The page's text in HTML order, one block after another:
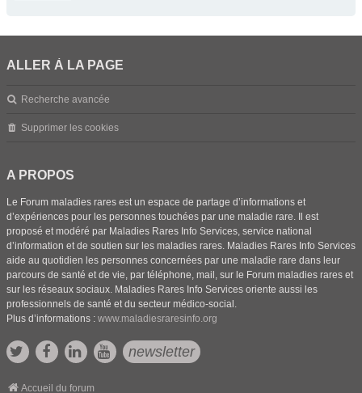
ALLER À LA PAGE
Recherche avancée
Supprimer les cookies
A PROPOS
Le Forum maladies rares est un espace de partage d’informations et
d’expériences pour les personnes touchées par une maladie rare. Il est
proposé et modéré par Maladies Rares Info Services, service national
d’information et de soutien sur les maladies rares. Maladies Rares Info Services
aide au quotidien les personnes concernées par une maladie rare dans leur
parcours de santé et de vie, par téléphone, mail, sur le Forum maladies rares et
sur les réseaux sociaux. Maladies Rares Info Services oriente aussi les
professionnels de santé et du secteur médico-social.
Plus d’informations : www.maladiesraresinfo.org
newsletter
Accueil du forum